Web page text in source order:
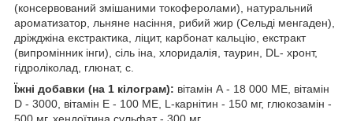
(консервований змішаними токоферолами), натуральний
ароматизатор, льняне насіння, рибий жир (Сельді менгаден),
дріжджіна екстрактика, ліцит, карбонат кальцію, екстракт
(випромінник інги), сіль іна, хлоридалія, таурин, DL- хронт,
гідроліколад, глюнат, с.
Їжні добавки (на 1 кілограм): вітамін А - 18 000 МЕ, вітамін
D - 3000, вітамін E - 100 МЕ, L-карнітин - 150 мг, глюкозамін -
500 мг, хендоїтина сульфат - 300 мг.